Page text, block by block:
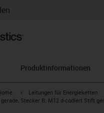
Produktinformationen
icon-arrow-rightigus-icon-arrow-right
Leitungen für Energieketten
Stecker B: M12 d-codiert Stift